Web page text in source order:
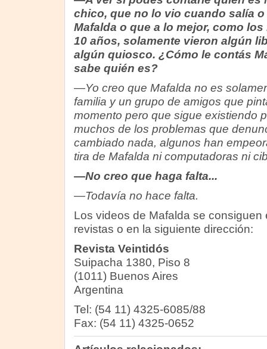
chico, que no lo vio cuando salía
Mafalda o que a lo mejor, como
10 años, solamente vieron algún
algún quiosco. ¿Cómo le contás
sabe quién es?
—Yo creo que Mafalda no es
familia y un grupo de amigos que
momento pero que sigue existiendo
muchos de los problemas que
cambiado nada, algunos han
tira de Mafalda ni computadoras ni
—No creo que haga falta...
—Todavía no hace falta.
Los videos de Mafalda se
revistas o en la siguiente dirección:
Revista Veintidós
Suipacha 1380, Piso 8
(1011) Buenos Aires
Argentina
Tel: (54 11) 4325-6085/88
Fax: (54 11) 4325-0652